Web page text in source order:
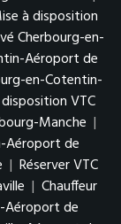
à disposition
Cherbourg-en-
Aéroport de
en-Cotentin-
VTC
Manche |
Aéroport de
| Réserver VTC
| Chauffeur
Aéroport de